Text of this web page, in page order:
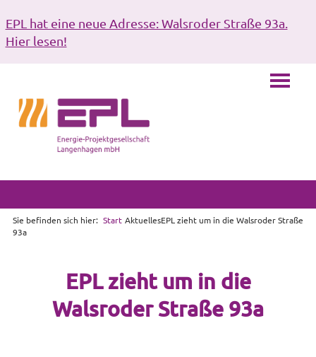
EPL hat eine neue Adresse: Walsroder Straße 93a.
Hier lesen!
Sie befinden sich hier: Start AktuellesEPL zieht um in die Walsroder Straße
93a
EPL zieht um in die
Walsroder Straße 93a